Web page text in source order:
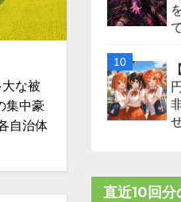
な被
集中豪
自治体
直近10回分